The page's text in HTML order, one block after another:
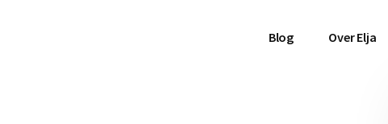
Blog Over Elja